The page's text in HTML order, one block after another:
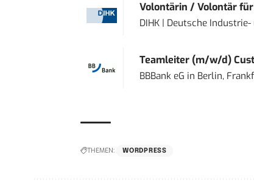
Volontärin / Volontär
DIHK | Deutsche
Teamleiter (m/w/d)
BBBank eG in Berlin,
THEMEN: WORDPRESS